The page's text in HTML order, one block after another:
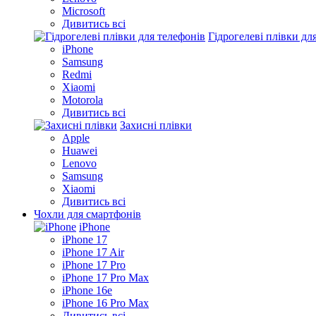
Microsoft
Дивитись всі
Гідрогелеві плівки
iPhone
Samsung
Redmi
Xiaomi
Motorola
Дивитись всі
Захисні плівки
Apple
Huawei
Lenovo
Samsung
Xiaomi
Дивитись всі
Чохли для смартфонів
iPhone
iPhone 17
iPhone 17 Air
iPhone 17 Pro
iPhone 17 Pro Max
iPhone 16e
iPhone 16 Pro Max